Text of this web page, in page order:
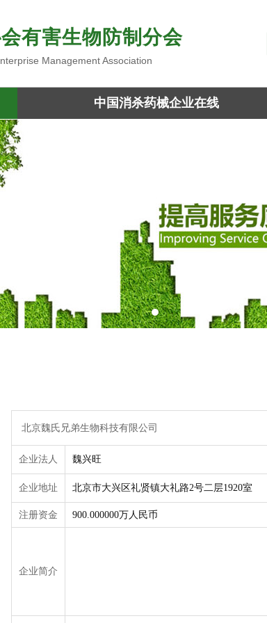
有害生物防制分会
Management Association
中国消杀药械企业在线
北京魏氏兄弟生物科技有限公司
企业法人 魏兴旺
企业地址 北京市大兴区礼贤镇大礼路2号二层1920室
注册资金 900.000000万人民币
企业简介